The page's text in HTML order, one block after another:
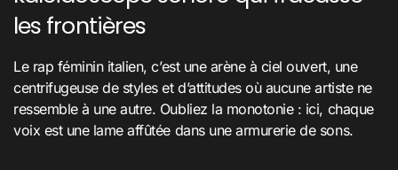
les frontières
Le rap féminin italien, c’est une arène à ciel ouvert, une
centrifugeuse de styles et d’attitudes où aucune artiste ne
ressemble à une autre. Oubliez la monotonie : ici, chaque
voix est une lame affûtée dans une armurerie de sons.